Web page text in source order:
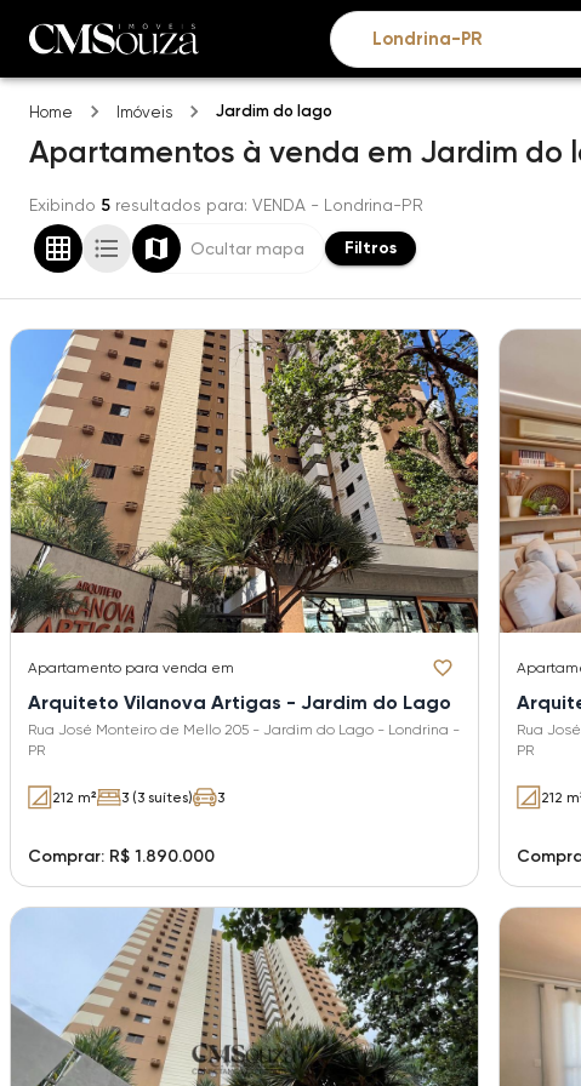
Home Imóveis Jardim do lago
Apartamentos à venda em Jardim do
Exibindo 5 resultados para: VENDA - Londrina-PR
Ocultar mapa Filtros
Apartamento para venda em
Arquiteto Vilanova Artigas - Jardim do Lago
Rua José Monteiro de Mello 205 - Jardim do Lago - Londrina -
PR
212 m² 3 (3 suítes) 3
Comprar: R$ 1.890.000
Rua
PR
212